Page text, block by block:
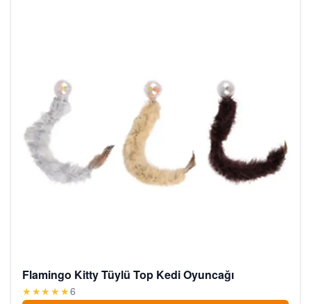
Flamingo Kitty Tüylü Top Kedi Oyuncağı
★★★★★6